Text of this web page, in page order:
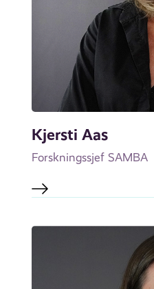
Kjersti Aas
Forskningssjef SAMBA